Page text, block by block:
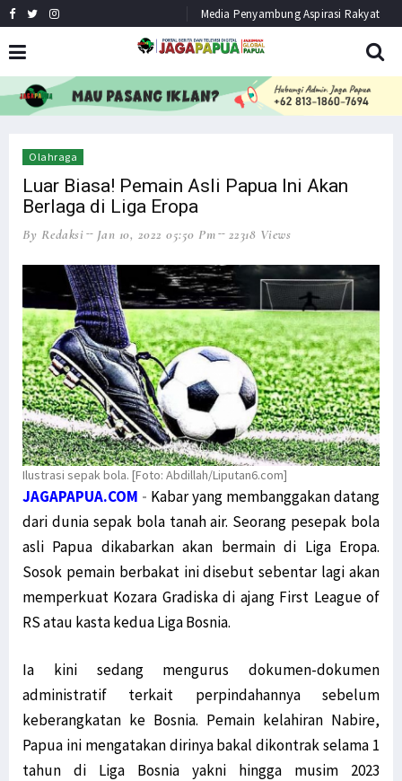
Media Penyambung Aspirasi Rakyat
HEADLINENEWS
Olahraga
Luar Biasa! Pemain Asli Papua Ini Akan
Berlaga di Liga Eropa
By Redaksi Jan 10, 2022 05:50 Pm 22318 Views
Ilustrasi sepak bola. [Foto: Abdillah/Liputan6.com]
JAGAPAPUA.COM - Kabar yang membanggakan datang
dari dunia sepak bola tanah air. Seorang pesepak bola
asli Papua dikabarkan akan bermain di Liga Eropa.
Sosok pemain berbakat ini disebut sebentar lagi akan
memperkuat Kozara Gradiska di ajang First League of
RS atau kasta kedua Liga Bosnia.
Ia kini sedang mengurus dokumen-dokumen
administratif terkait perpindahannya sebelum
keberangkatan ke Bosnia. Pemain kelahiran Nabire,
Papua ini mengatakan dirinya bakal dikontrak selama 1
tahun di Liga Bosnia yakni hingga musim 2023